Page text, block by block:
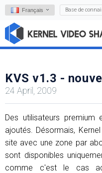
Français Base de
KVS v1.3 -
24 April, 2009
Des utilisateurs
ajoutés. Désormais,
site avec une zone par
sont disponibles
comme c'est le cas